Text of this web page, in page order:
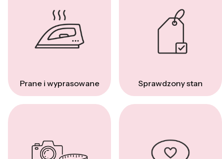
Prane i wyprasowane Sprawdzony stan